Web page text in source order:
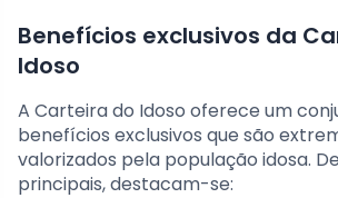
Benefícios exclusivos da
Idoso
A Carteira do Idoso oferece um
benefícios exclusivos que são
valorizados pela população idosa.
principais, destacam-se: